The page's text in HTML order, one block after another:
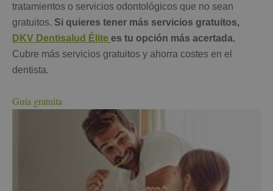
tratamientos o servicios odontológicos que no sean
gratuitos. Si quieres tener más servicios gratuitos,
DKV Dentisalud Élite es tu opción más acertada.
Cubre más servicios gratuitos y ahorra costes en el
dentista.
Guía gratuita